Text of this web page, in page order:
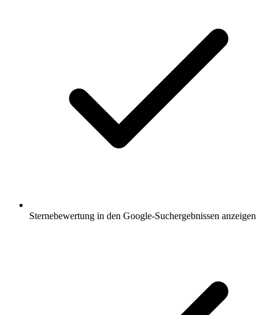
Sternebewertung in den Google-Suchergebnissen anzeigen